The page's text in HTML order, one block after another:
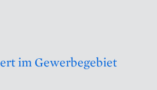
im Gewerbegebiet